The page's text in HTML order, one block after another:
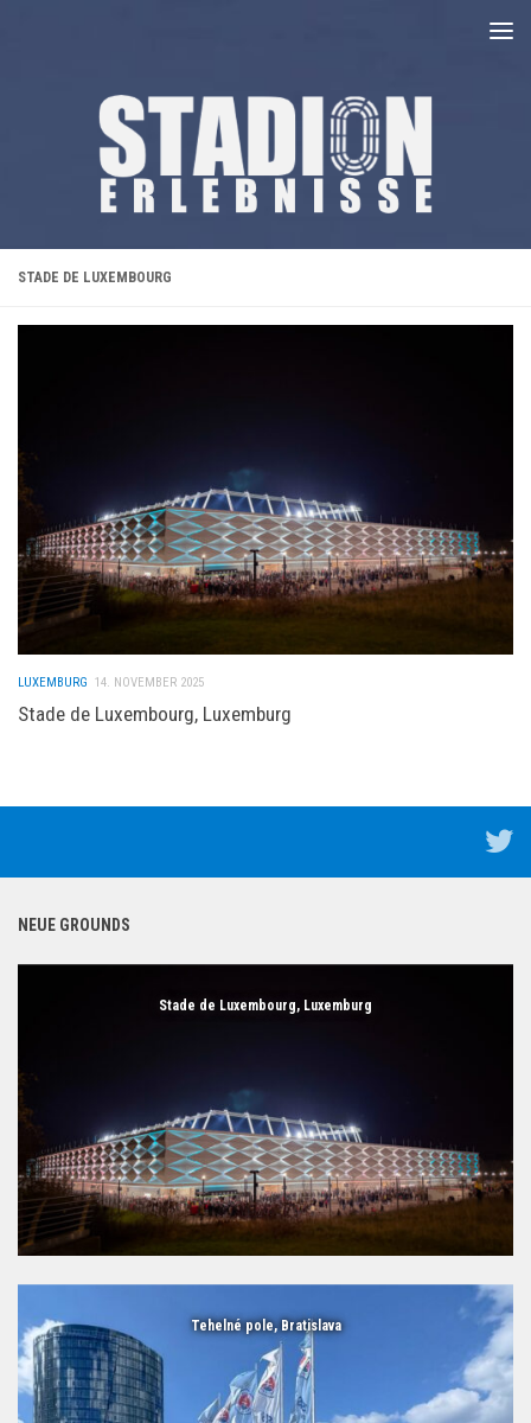
STADE DE LUXEMBOURG
LUXEMBURG 14. NOVEMBER 2025
Stade de Luxembourg, Luxemburg
NEUE GROUNDS
Stade de Luxembourg, Luxemburg
Tehelné pole, Bratislava